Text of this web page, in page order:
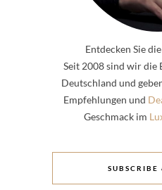
Entdecken Sie
Seit 2008 sind wir die
Deutschland und
Empfehlungen und
Geschmack im
SUBSCRIBE